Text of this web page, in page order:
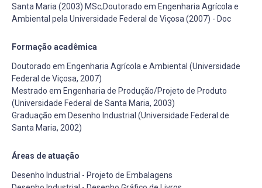
Santa Maria (2003) MSc;Doutorado em Engenharia Agrícola e
Ambiental pela Universidade Federal de Viçosa (2007) - Doc
Formação acadêmica
Doutorado em Engenharia Agrícola e Ambiental (Universidade
Federal de Viçosa, 2007)
Mestrado em Engenharia de Produção/Projeto de Produto
(Universidade Federal de Santa Maria, 2003)
Graduação em Desenho Industrial (Universidade Federal de
Santa Maria, 2002)
Áreas de atuação
Desenho Industrial - Projeto de Embalagens